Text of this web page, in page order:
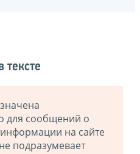
для сообщений о
на сайте
подразумевает